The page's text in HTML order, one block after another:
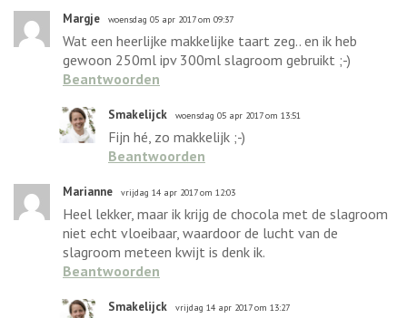
Margje woensdag 05 apr 2017 om 09:37
Wat een heerlijke makkelijke taart zeg.. en ik heb
gewoon 250ml ipv 300ml slagroom gebruikt ;-)
Beantwoorden
Smakelijck woensdag 05 apr 2017 om 13:51
Fijn hé, zo makkelijk ;-)
Beantwoorden
Marianne vrijdag 14 apr 2017 om 12:03
Heel lekker, maar ik krijg de chocola met de slagroom
niet echt vloeibaar, waardoor de lucht van de
slagroom meteen kwijt is denk ik.
Beantwoorden
Smakelijck vrijdag 14 apr 2017 om 13:27